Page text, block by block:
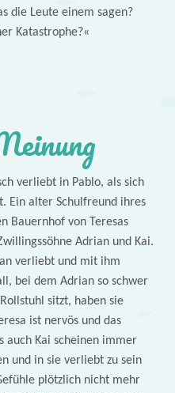
die Leute einem sagen?
Katastrophe?«
verliebt in Pablo, als sich
Ein alter Schulfreund ihres
Bauernhof von Teresas
Adrian und Kai.
verliebt und mit ihm
bei dem Adrian so schwer
sitzt, haben sie
ist nervös und das
auch Kai scheinen immer
und in sie verliebt zu sein
plötzlich nicht mehr